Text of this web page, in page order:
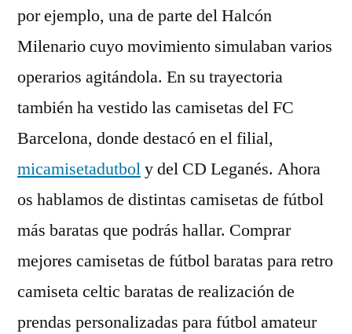
por ejemplo, una de parte del Halcón
Milenario cuyo movimiento simulaban varios
operarios agitándola. En su trayectoria
también ha vestido las camisetas del FC
Barcelona, donde destacó en el filial,
micamisetadutboly del CD Leganés. Ahora
os hablamos de distintas camisetas de fútbol
más baratas que podrás hallar. Comprar
mejores camisetas de fútbol baratas para retro
camiseta celtic baratas de realización de
prendas personalizadas para fútbol amateur